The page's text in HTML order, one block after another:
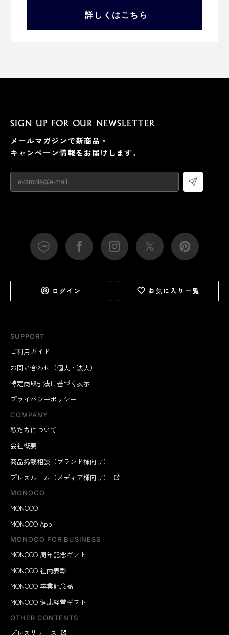
詳しくはこちら
SUPPORT
ご利用ガイド
お問い合わせ（個人・法人）
特定商取引法に基づく表示
プライバシーポリシー
COMPANY
私たちについて
会社概要
商品掲載相談（ブランド様向け）
プレスルーム（メディア様向け）
MONOCO
MONOCO
MONOCO App
MONOCO FOR BUSINESS
MONOCO 周年記念ギフト
MONOCO 社内表彰
MONOCO 卒業記念品
MONOCO 健康経営ギフト
OTHER CONTENTS
プレスリリース
SIGN UP FOR OUR NEWSLETTER
メールマガジンで新商品・
キャンペーン情報をお届けします。
ログイン お気に入り一覧